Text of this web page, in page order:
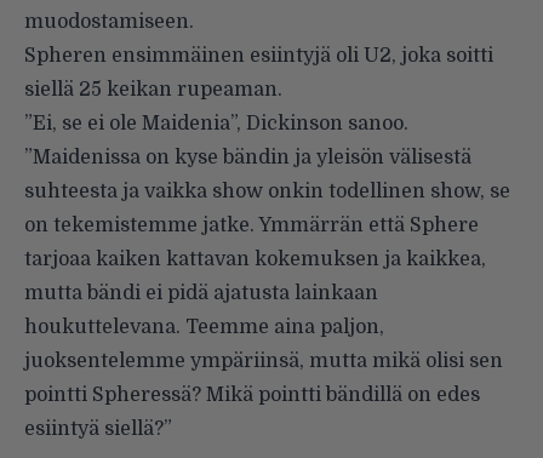
muodostamiseen.
Spheren ensimmäinen esiintyjä oli U2, joka soitti
siellä 25 keikan rupeaman.
”Ei, se ei ole Maidenia”, Dickinson sanoo.
”Maidenissa on kyse bändin ja yleisön välisestä
suhteesta ja vaikka show onkin todellinen show, se
on tekemistemme jatke. Ymmärrän että Sphere
tarjoaa kaiken kattavan kokemuksen ja kaikkea,
mutta bändi ei pidä ajatusta lainkaan
houkuttelevana. Teemme aina paljon,
juoksentelemme ympäriinsä, mutta mikä olisi sen
pointti Spheressä? Mikä pointti bändillä on edes
esiintyä siellä?”